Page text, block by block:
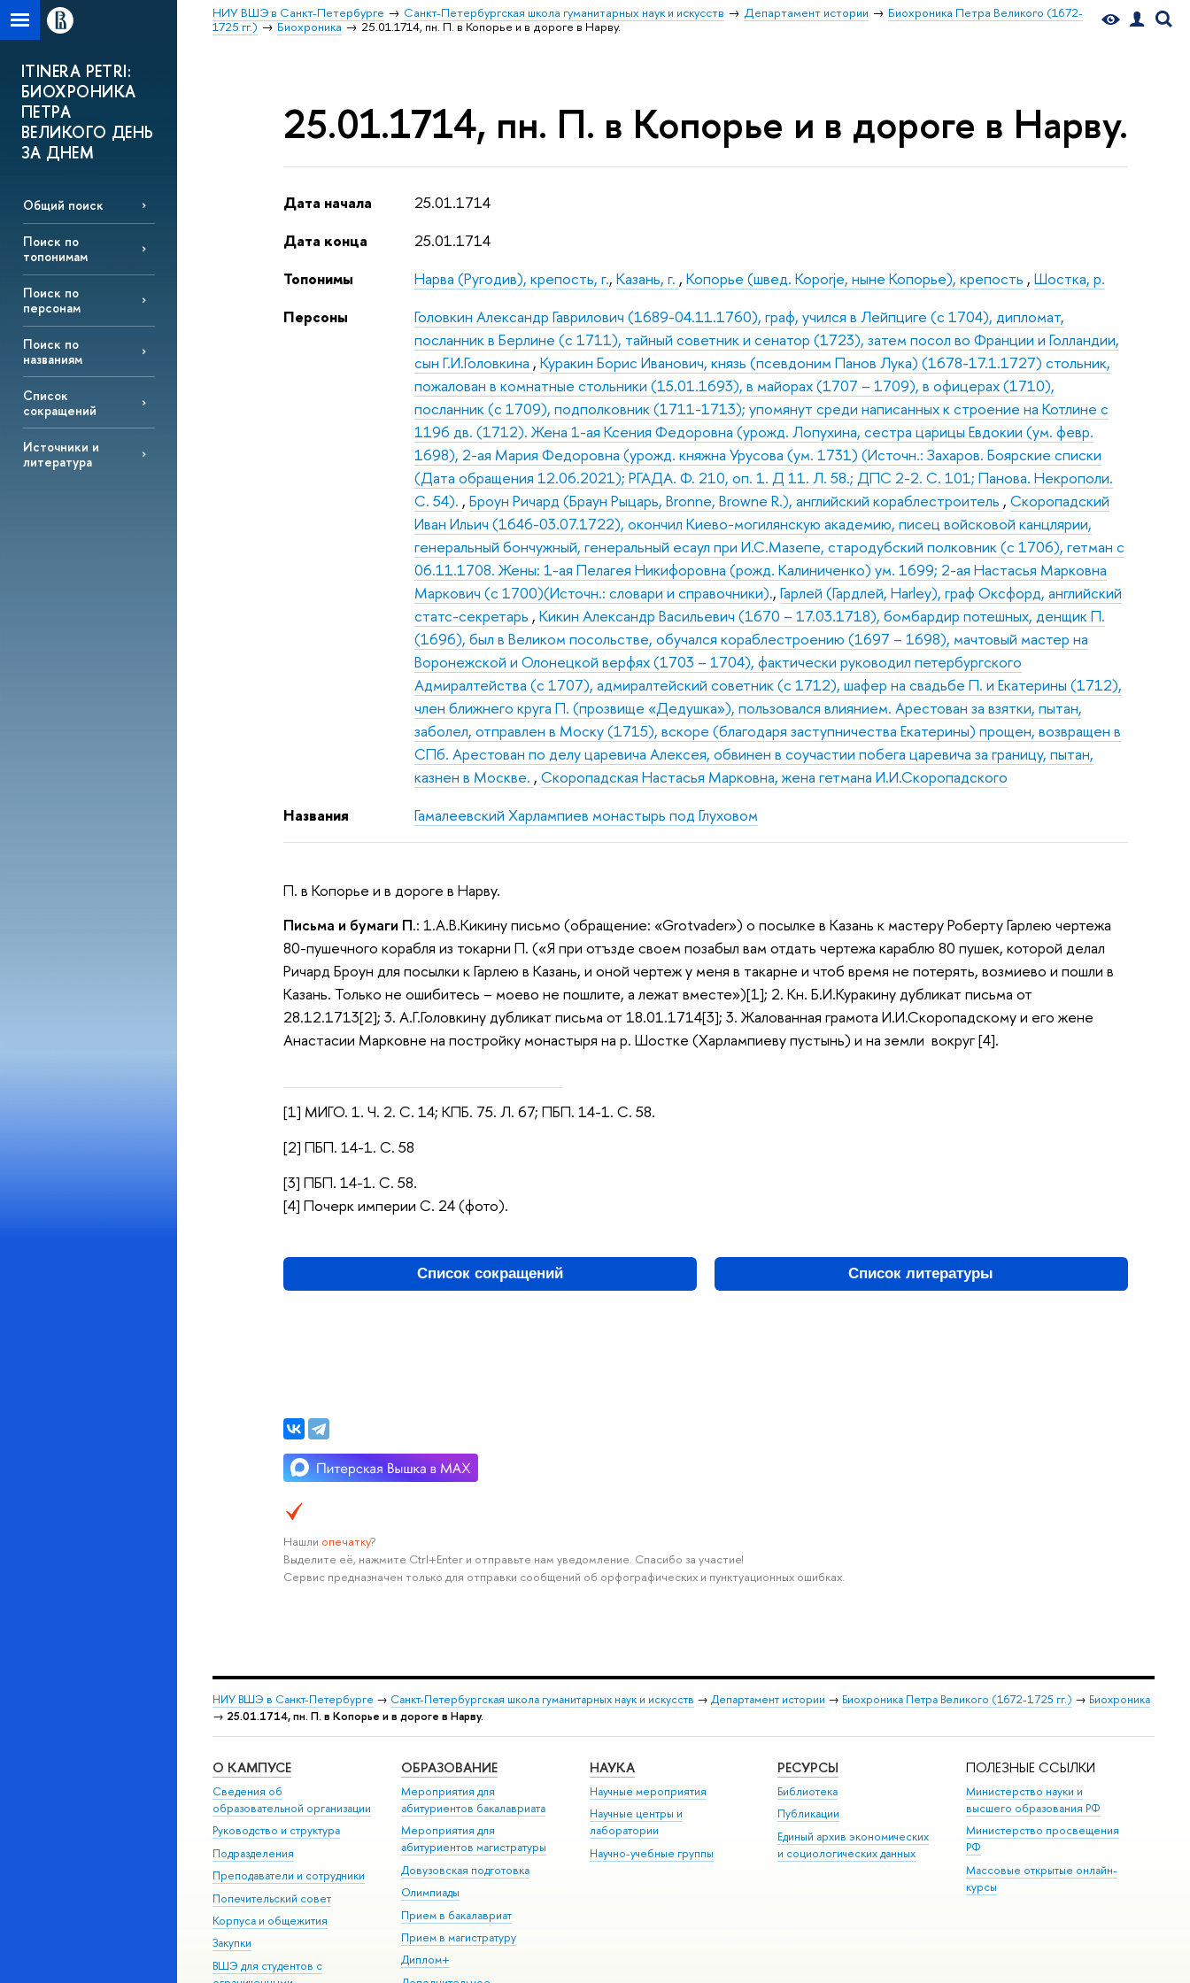
НИУ ВШЭ в Санкт-Петербурге Санкт-Петербургская школа гуманитарных наук и искусств Департамент истории
Биохроника Петра Великого (1672-
1725 гг.)
Биохроника 25.01.1714, пн. П. в Копорье и в дороге в Нарву.
ITINERA PETRI:
БИОХРОНИКА
ПЕТРА
ВЕЛИКОГО ДЕНЬ
ЗА ДНЕМ
Общий поиск
Поиск по
топонимам
Поиск по
персонам
Поиск по
названиям
Список
сокращений
Источники и
литература
25.01.1714, пн. П. в Копорье и в дороге в Нарву.
Дата начала
25.01.1714
Дата конца
25.01.1714
Топонимы
Нарва (Ругодив), крепость, г.,Казань, г. ,Копорье (швед. Koporje, ныне Копорье), крепость ,Шостка, р.
Персоны
Головкин Александр Гаврилович (1689-04.11.1760), граф, учился в Лейпциге (с 1704), дипломат,
посланник в Берлине (с 1711), тайный советник и сенатор (1723), затем посол во Франции и Голландии,
сын Г.И.Головкина ,Куракин Борис Иванович, князь (псевдоним Панов Лука) (1678-17.1.1727) стольник,
пожалован в комнатные стольники (15.01.1693), в майорах (1707 – 1709), в офицерах (1710),
посланник (с 1709), подполковник (1711-1713); упомянут среди написанных к строение на Котлине с
1196 дв. (1712). Жена 1-ая Ксения Федоровна (урожд. Лопухина, сестра царицы Евдокии (ум. февр.
1698), 2-ая Мария Федоровна (урожд. княжна Урусова (ум. 1731) (Источн.: Захаров. Боярские списки
(Дата обращения 12.06.2021); РГАДА. Ф. 210, оп. 1. Д 11. Л. 58.; ДПС 2-2. С. 101; Панова. Некрополи.
С. 54). ,Броун Ричард (Браун Рыцарь, Bronne, Browne R.), английский кораблестроитель ,Скоропадский
Иван Ильич (1646-03.07.1722), окончил Киево-могилянскую академию, писец войсковой канцлярии,
генеральный бончужный, генеральный есаул при И.С.Мазепе, стародубский полковник (с 1706), гетман с
06.11.1708. Жены: 1-ая Пелагея Никифоровна (рожд. Калиниченко) ум. 1699; 2-ая Настасья Марковна
Маркович (с 1700)(Источн.: словари и справочники).,Гарлей (Гардлей, Harley), граф Оксфорд, английский
статс-секретарь ,Кикин Александр Васильевич (1670 – 17.03.1718), бомбардир потешных, денщик П.
(1696), был в Великом посольстве, обучался кораблестроению (1697 – 1698), мачтовый мастер на
Воронежской и Олонецкой верфях (1703 – 1704), фактически руководил петербургского
Адмиралтейства (с 1707), адмиралтейский советник (с 1712), шафер на свадьбе П. и Екатерины (1712),
член ближнего круга П. (прозвище «Дедушка»), пользовался влиянием. Арестован за взятки, пытан,
заболел, отправлен в Моску (1715), вскоре (благодаря заступничества Екатерины) прощен, возвращен в
СПб. Арестован по делу царевича Алексея, обвинен в соучастии побега царевича за границу, пытан,
казнен в Москве. ,Скоропадская Настасья Марковна, жена гетмана И.И.Скоропадского
Названия
Гамалеевский Харлампиев монастырь под Глуховом
П. в Копорье и в дороге в Нарву.
Письма и бумаги П.: 1.А.В.Кикину письмо (обращение: «Grotvader») о посылке в Казань к мастеру Роберту Гарлею чертежа
80-пушечного корабля из токарни П. («Я при отъзде своем позабыл вам отдать чертежа караблю 80 пушек, которой делал
Ричард Броун для посылки к Гарлею в Казань, и оной чертеж у меня в такарне и чтоб время не потерять, возмиево и пошли в
Казань. Только не ошибитесь – моево не пошлите, а лежат вместе»)[1]; 2. Кн. Б.И.Куракину дубликат письма от
28.12.1713[2]; 3. А.Г.Головкину дубликат письма от 18.01.1714[3]; 3. Жалованная грамота И.И.Скоропадскому и его жене
Анастасии Марковне на постройку монастыря на р. Шостке (Харлампиеву пустынь) и на земли вокруг [4].
[1] МИГО. 1. Ч. 2. С. 14; КПБ. 75. Л. 67; ПБП. 14-1. С. 58.
[2] ПБП. 14-1. С. 58
[3] ПБП. 14-1. С. 58.
[4] Почерк империи С. 24 (фото).
Список сокращений Список литературы
Нашли опечатку?
Выделите её, нажмите Ctrl+Enter и отправьте нам уведомление. Спасибо за участие!
Сервис предназначен только для отправки сообщений об орфографических и пунктуационных ошибках.
НИУ ВШЭ в Санкт-Петербурге → Санкт-Петербургская школа гуманитарных наук и искусств → Департамент истории → Биохроника Петра Великого (1672-1725 гг.) → Биохроника
→ 25.01.1714, пн. П. в Копорье и в дороге в Нарву.
О КАМПУСЕ
Сведения об
образовательной организации
Руководство и структура
Подразделения
Преподаватели и сотрудники
Попечительский совет
Корпуса и общежития
Закупки
ВШЭ для студентов с
ОБРАЗОВАНИЕ
Мероприятия для
абитуриентов бакалавриата
Мероприятия для
абитуриентов магистратуры
Довузовская подготовка
Олимпиады
Прием в бакалавриат
Прием в магистратуру
Диплом+
НАУКА
Научные мероприятия
Научные центры и
лаборатории
Научно-учебные группы
РЕСУРСЫ
Библиотека
Публикации
Единый архив экономических
и социологических данных
ПОЛЕЗНЫЕ ССЫЛКИ
Министерство науки и
высшего образования РФ
Министерство просвещения
РФ
Массовые открытые онлайн-
курсы